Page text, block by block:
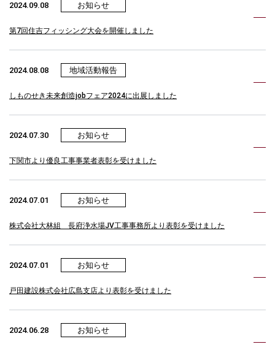
2024.09.08 お知らせ
第7回住吉フィッシング大会を開催しました
2024.08.08 地域活動報告
しものせき未来創造jobフェア2024に出展しました
2024.07.30 お知らせ
下関市より優良工事事業者表彰を受けました
2024.07.01 お知らせ
株式会社大林組 長府浄水場JV工事事務所より表彰を受けました
2024.07.01 お知らせ
戸田建設株式会社広島支店より表彰を受けました
2024.06.28 お知らせ